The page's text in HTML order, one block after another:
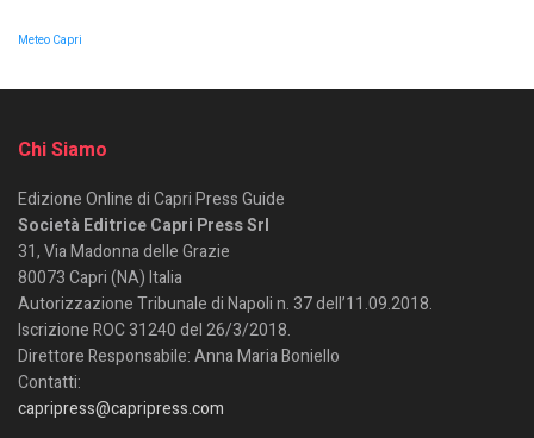
Meteo Capri
Chi Siamo
Edizione Online di Capri Press Guide
Società Editrice Capri Press Srl
31, Via Madonna delle Grazie
80073 Capri (NA) Italia
Autorizzazione Tribunale di Napoli n. 37 dell’11.09.2018.
Iscrizione ROC 31240 del 26/3/2018.
Direttore Responsabile: Anna Maria Boniello
Contatti:
capripress@capripress.com